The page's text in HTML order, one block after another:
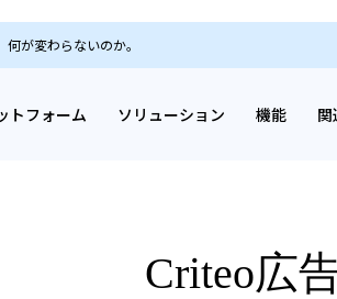
が変わらないのか。
トフォーム ソリューション 機能
Criteo広